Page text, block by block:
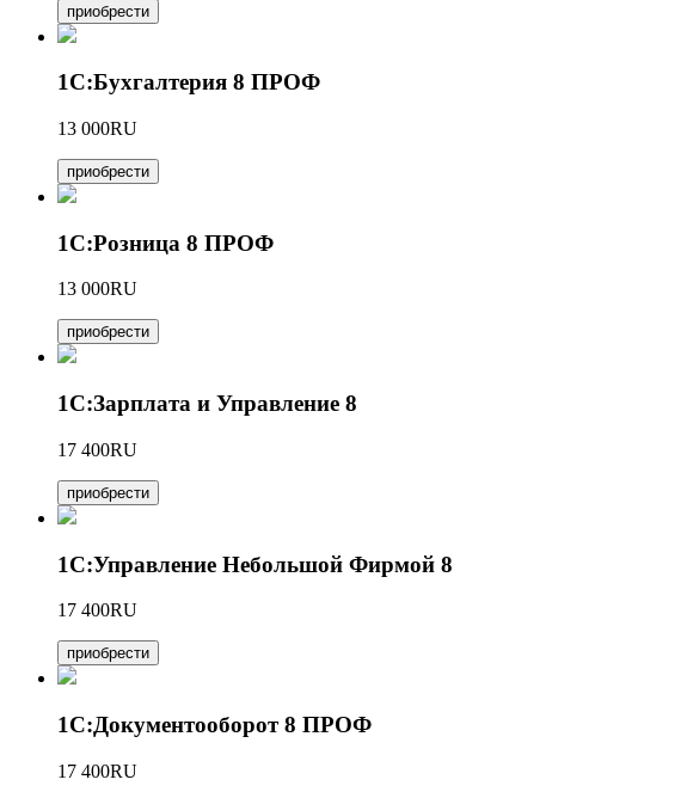
приобрести
1С:Бухгалтерия 8 ПРОФ
13 000RU
приобрести
1С:Розница 8 ПРОФ
13 000RU
приобрести
1С:Зарплата и Управление 8
17 400RU
приобрести
1С:Управление Небольшой Фирмой 8
17 400RU
приобрести
1С:Документооборот 8 ПРОФ
17 400RU